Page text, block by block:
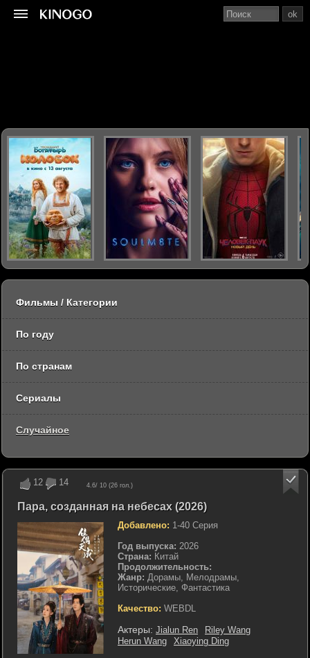
12 14 4.6/ 10 (26 гол.)
Пара, созданная на небесах (2026)
Добавлено: 1-40 Серия
Год выпуска: 2026
Страна: Китай
Продолжительность:
Жанр: Дорамы, Мелодрамы,
Исторические, Фантастика
Качество: WEBDL
Актеры: Jialun Ren
Riley Wang
Herun Wang
Xiaoying Ding
ok
Фильмы / Категории
По году
По странам
Сериалы
Случайное